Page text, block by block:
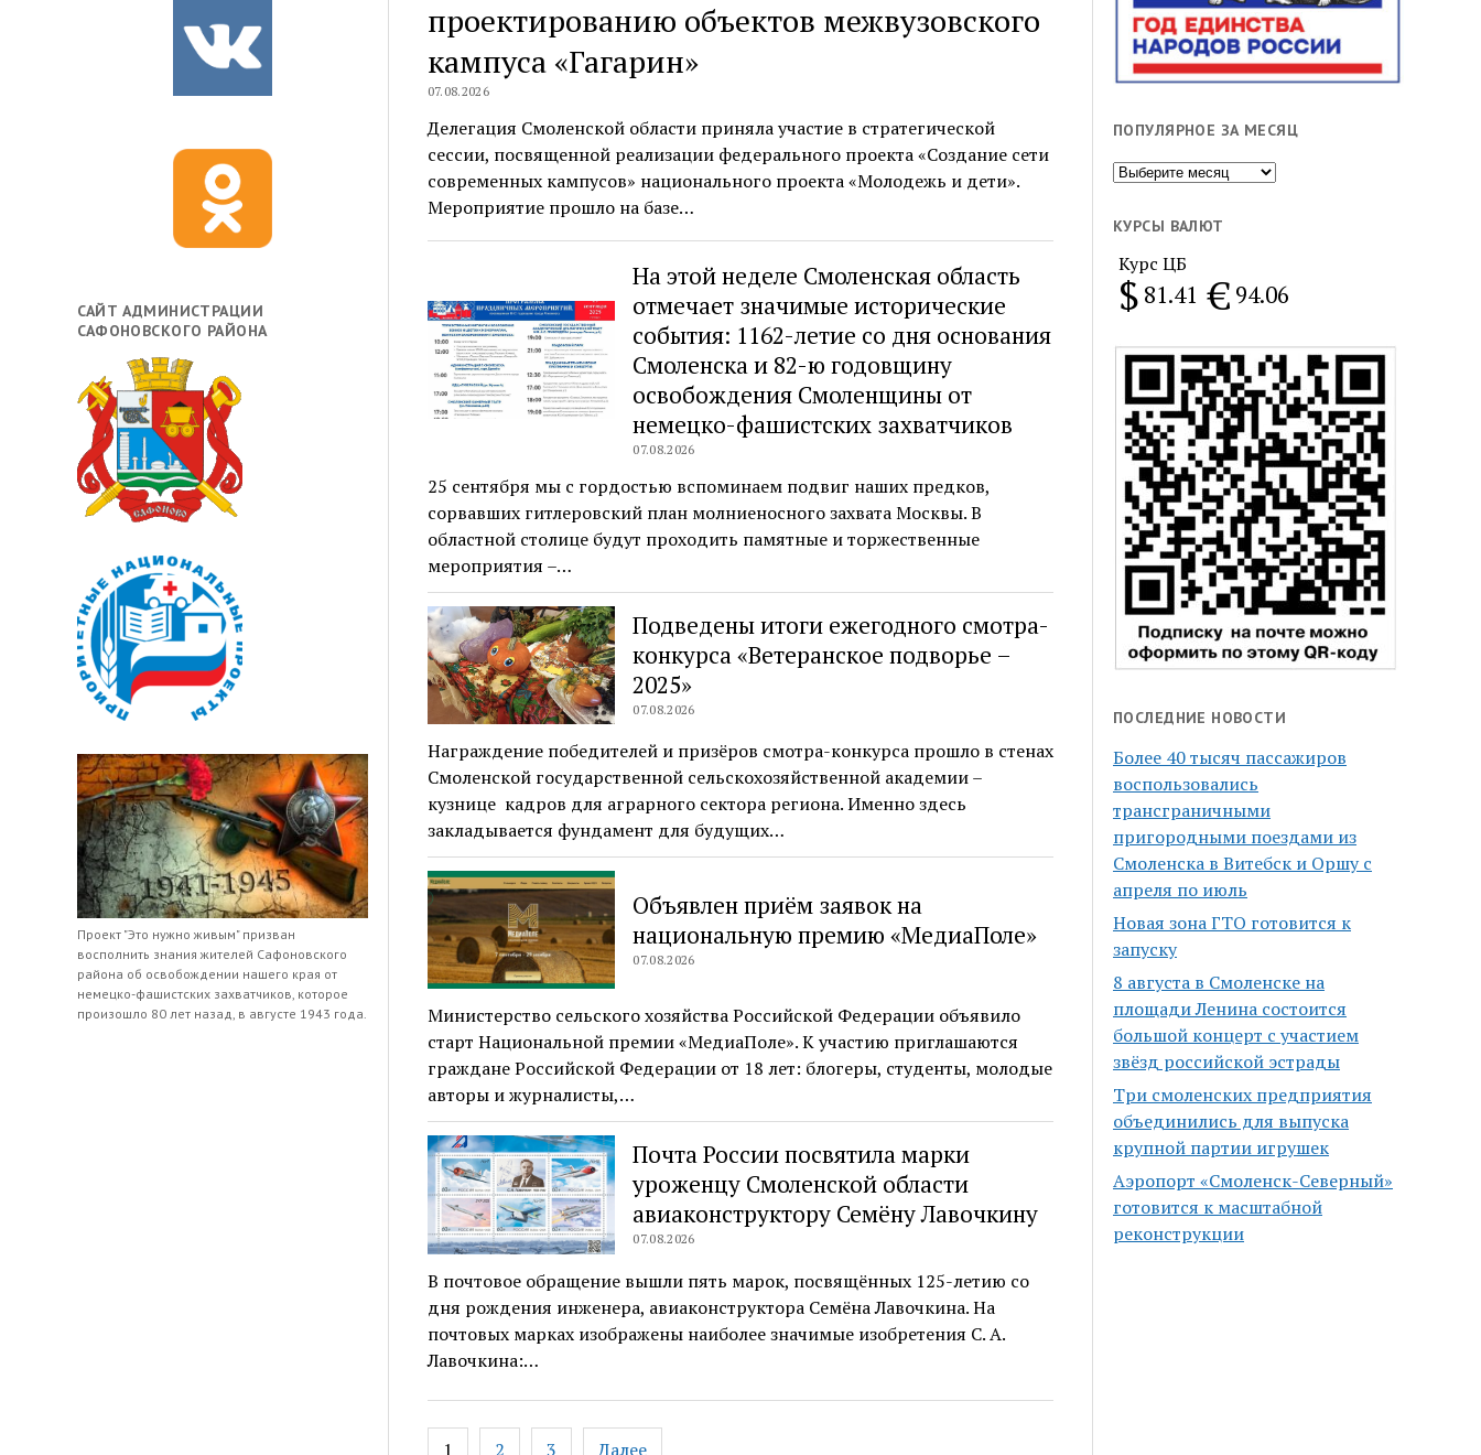
САЙТ АДМИНИСТРАЦИИ
САФОНОВСКОГО РАЙОНА
Проект "Это нужно живым" призван
восполнить знания жителей Сафоновского
района об освобождении нашего края от
немецко-фашистских захватчиков, которое
произошло 80 лет назад, в августе 1943 года.
проектированию объектов межвузовского
кампуса «Гагарин»
07.08.2026
Делегация Смоленской области приняла участие в стратегической
сессии, посвященной реализации федерального проекта «Создание сети
современных кампусов» национального проекта «Молодежь и дети».
Мероприятие прошло на базе…
На этой неделе Смоленская область
отмечает значимые исторические
события: 1162-летие со дня основания
Смоленска и 82-ю годовщину
освобождения Смоленщины от
немецко-фашистских захватчиков
07.08.2026
25 сентября мы с гордостью вспоминаем подвиг наших предков,
сорвавших гитлеровский план молниеносного захвата Москвы. В
областной столице будут проходить памятные и торжественные
мероприятия –…
Подведены итоги ежегодного смотра-
конкурса «Ветеранское подворье –
2025»
07.08.2026
Награждение победителей и призёров смотра-конкурса прошло в стенах
Смоленской государственной сельскохозяйственной академии –
кузнице кадров для аграрного сектора региона. Именно здесь
закладывается фундамент для будущих…
Объявлен приём заявок на
национальную премию «МедиаПоле»
07.08.2026
Министерство сельского хозяйства Российской Федерации объявило
старт Национальной премии «МедиаПоле». К участию приглашаются
граждане Российской Федерации от 18 лет: блогеры, студенты, молодые
авторы и журналисты,…
Почта России посвятила марки
уроженцу Смоленской области
авиаконструктору Семёну Лавочкину
07.08.2026
В почтовое обращение вышли пять марок, посвящённых 125-летию со
дня рождения инженера, авиаконструктора Семёна Лавочкина. На
почтовых марках изображены наиболее значимые изобретения С. А.
Лавочкина:…
Навигация
1 2 3 Далее
ПОПУЛЯРНОЕ ЗА МЕСЯЦ
Популярное
месяц
КУРСЫ ВАЛЮТ
Курс ЦБ
$ 81.41 € 94.06
ПОСЛЕДНИЕ НОВОСТИ
Более 40 тысяч пассажиров
воспользовались
трансграничными
пригородными поездами из
Смоленска в Витебск и Оршу с
апреля по июль
Новая зона ГТО готовится к
запуску
8 августа в Смоленске на
площади Ленина состоится
большой концерт с участием
звёзд российской эстрады
Три смоленских предприятия
объединились для выпуска
крупной партии игрушек
Аэропорт «Смоленск-Северный»
готовится к масштабной
реконструкции